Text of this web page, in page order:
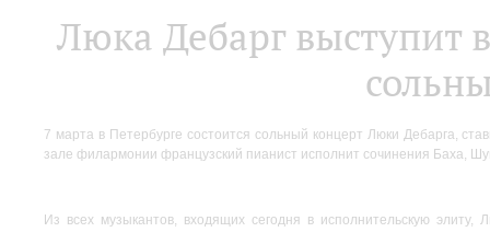
Люка Дебарг выступит
7 марта в Петербурге состоится сольный концерт Люки Дебарга,
зале филармонии французский пианист исполнит сочинения Баха,
Из всех музыкантов, входящих сегодня в исполнительскую